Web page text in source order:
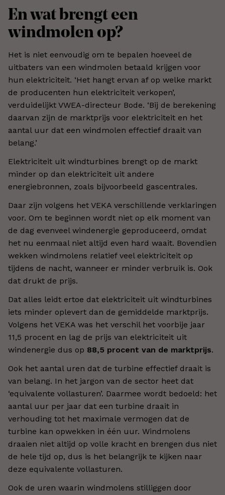
En wat brengt een
windmolen op?
Het is niet eenvoudig om te bepalen hoeveel de
uitbaters van een windmolen betaald krijgen voor
hun elektriciteit. ‘Het hangt ervan af op welke markt
de producenten hun elektriciteit verkopen’,
verduidelijkt VWEA-directeur Bode. ‘Bij de berekening
daarvan zijn de marktprijs voor elektriciteit en het
aantal uur dat een windmolen effectief draait van
belang.’
Elektriciteit uit windturbines brengt op de markt
minder op dan elektriciteit uit andere
energiebronnen, zoals bijvoorbeeld gascentrales.
Daar zijn volgens het VEKA verschillende verklaringen
voor. Om te beginnen wordt niet op elk moment van
de dag evenveel windenergie geproduceerd, omdat
het nu eenmaal niet altijd even hard waait. Bovendien
wekken windmolens relatief veel elektriciteit op
tijdens de nacht, wanneer er minder verbruik is. Ook
dat drukt de prijs.
Dat alles leidt ertoe dat elektriciteit uit windturbines
iets minder oplevert dan de gemiddelde marktprijs.
Volgens het VEKA was het verschil het voorbije jaar
11,5 procent en lag de prijs van elektriciteit uit
windenergie dus op 88,5 procent van de marktprijs.
Ook het aantal uren dat de turbine effectief draait is
van belang. In het jargon van de sector heet dat
‘equivalente vollasturen’. Daarmee wordt bedoeld: het
aantal uur per jaar dat een turbine draait in
verhouding tot het maximale vermogen dat de
turbine kan opwekken in één uur. Windmolens
draaien niet altijd op volle kracht en brengen dus niet
de hele tijd op, dus is het belangrijk te kijken naar
deze equivalente vollasturen.
Ook de uren waarin windmolens stilliggen door